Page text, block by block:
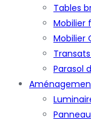
Tables
Mobilier
Mobilier
Parasol